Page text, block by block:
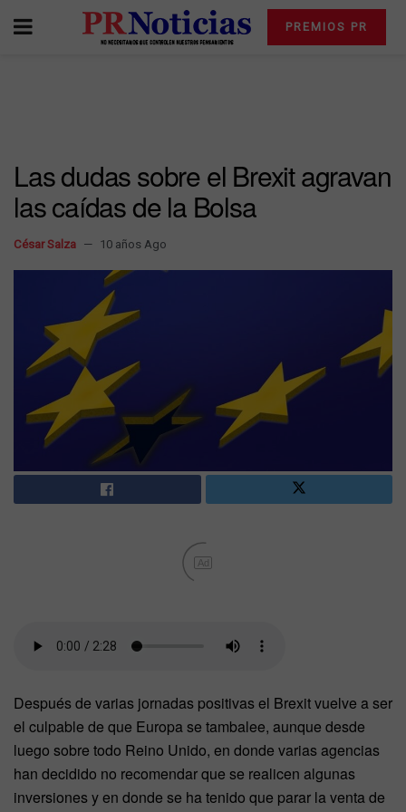
PREMIOS PR
Las dudas sobre el Brexit agravan
las caídas de la Bolsa
César Salza 10 años Ago
Ad
Después de varias jornadas positivas el Brexit vuelve a ser
el culpable de que Europa se tambalee, aunque desde
luego sobre todo Reino Unido, en donde varias agencias
han decidido no recomendar que se realicen algunas
inversiones y en donde se ha tenido que parar la venta de